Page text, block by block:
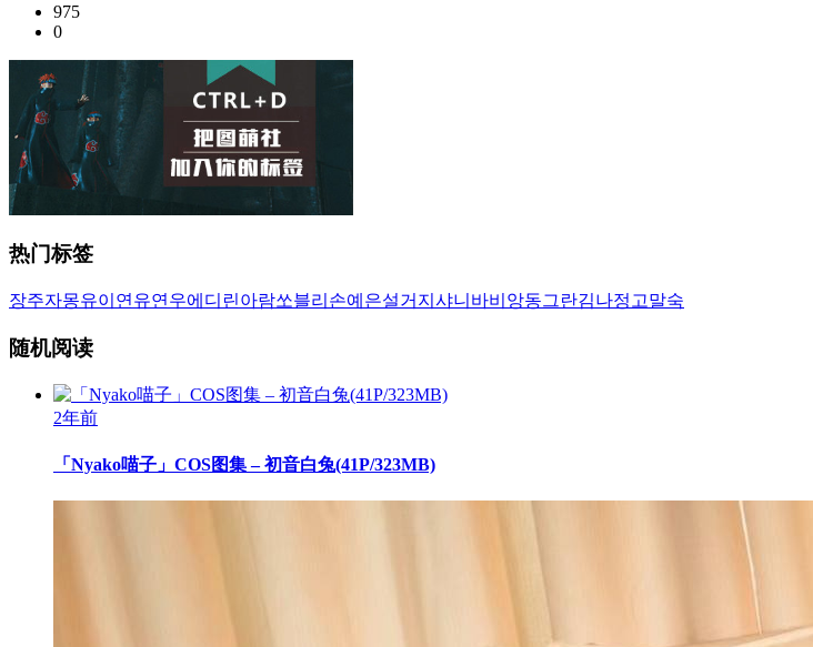
975
0
热门标签
장주자몽유이 연유연우에디린아람쏘블리 손예은설거지 샤니 바비앙동그란김나정 고말숙
随机阅读
2年前
「Nyako喵子」COS图集 – 初音白兔(41P/323MB)